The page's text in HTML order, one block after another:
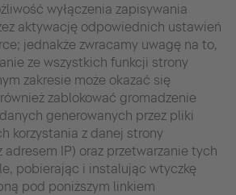
wyłączenia zapisywania
aktywację odpowiednich ustawień
jednakże zwracamy uwagę na to,
ze wszystkich funkcji strony
zakresie może okazać się
zablokować gromadzenie
generowanych przez pliki
korzystania z danej strony
adresem IP) oraz przetwarzanie tych
pobierając i instalując wtyczkę
pod poniższym linkiem